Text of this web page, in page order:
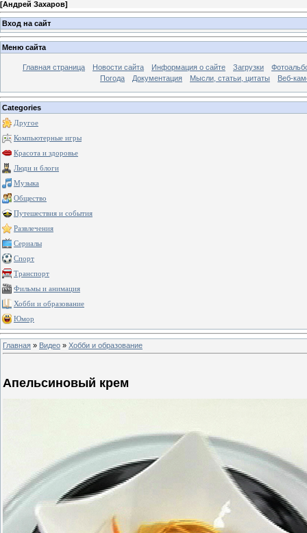
[Андрей Захаров]
Вход на сайт
Меню сайта
Главная страница Новости сайта Информация о сайте Загрузки
Погода
Документация Мысли, статьи, цитаты Веб-
Categories
Другое
Компьютерные игры
Красота и здоровье
Люди и блоги
Музыка
Общество
Путешествия и события
Развлечения
Сериалы
Спорт
Транспорт
Фильмы и анимация
Хобби и образование
Юмор
Главная » Видео » Хобби и образование
Апельсиновый крем